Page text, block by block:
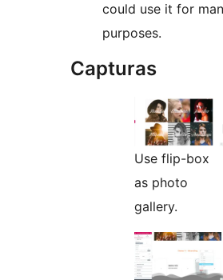
could use it for
purposes.
Capturas
Use flip-box
as photo
gallery.